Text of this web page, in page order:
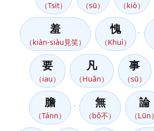
（Tsi̍t） （sū） （kiò）
羞
（kiàn-siàu見笑）
愧
（Khuì）
要
（iau）
凡
（Huân）
事
（sū）
膽
（Tánn）
無
（bô不）
論
（Lūn）